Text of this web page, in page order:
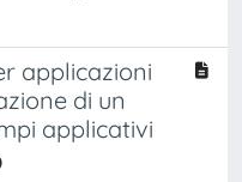
applicazioni
di un
applicativi